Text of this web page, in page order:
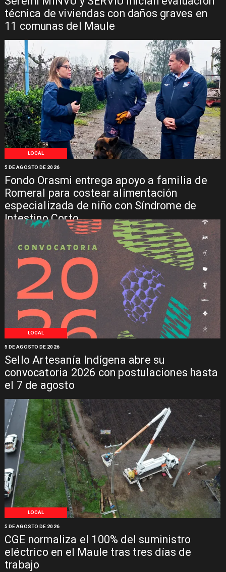
técnica de viviendas con daños graves en
11 comunas del Maule
LOCAL
Fondo Orasmi entrega apoyo a familia de
Romeral para costear alimentación
especializada de niño con Síndrome de
Intestino Corto
5 DE AGOSTO DE 2026
LOCAL
Sello Artesanía Indígena abre su
convocatoria 2026 con postulaciones hasta
el 7 de agosto
5 DE AGOSTO DE 2026
LOCAL
CGE normaliza el 100% del suministro
eléctrico en el Maule tras tres días de
trabajo
5 DE AGOSTO DE 2026